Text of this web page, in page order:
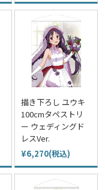
描き下ろし ユウキ
100cmタペストリ
ー ウェディングド
レスVer.
¥6,270(税込)